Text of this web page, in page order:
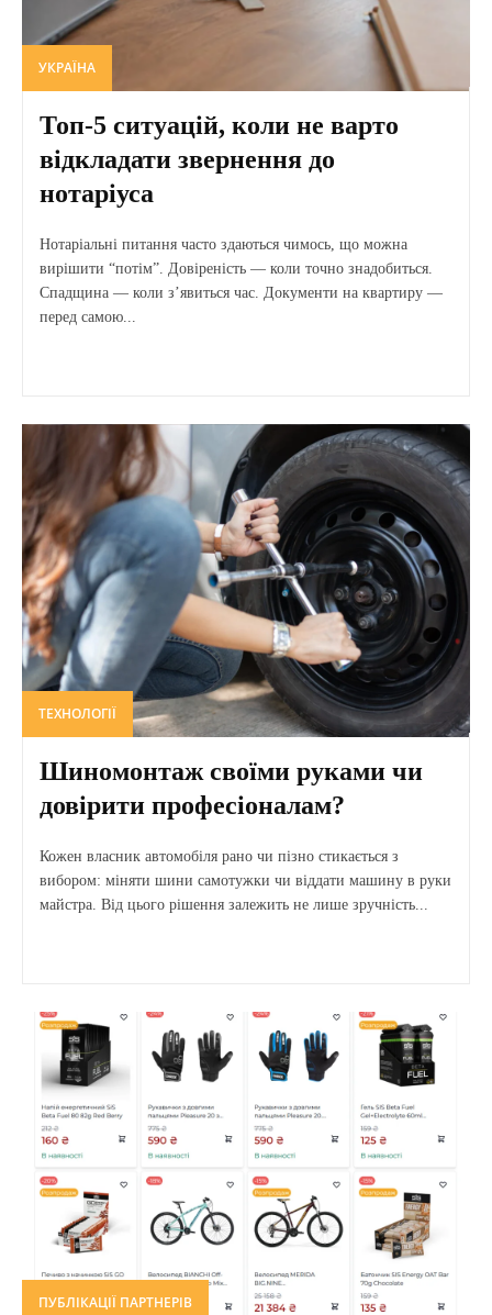
УКРАЇНА
Топ-5 ситуацій, коли не варто
відкладати звернення до
нотаріуса
Нотаріальні питання часто здаються чимось, що можна
вирішити “потім”. Довіреність — коли точно знадобиться.
Спадщина — коли з’явиться час. Документи на квартиру —
перед самою...
ТЕХНОЛОГІЇ
Шиномонтаж своїми руками чи
довірити професіоналам?
Кожен власник автомобіля рано чи пізно стикається з
вибором: міняти шини самотужки чи віддати машину в руки
майстра. Від цього рішення залежить не лише зручність...
ПУБЛІКАЦІЇ ПАРТНЕРІВ